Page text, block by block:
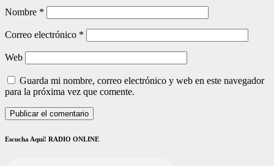
Nombre *
Correo electrónico *
Web
Guarda mi nombre, correo electrónico y web en este navegador
para la próxima vez que comente.
Escucha Aquí! RADIO ONLINE